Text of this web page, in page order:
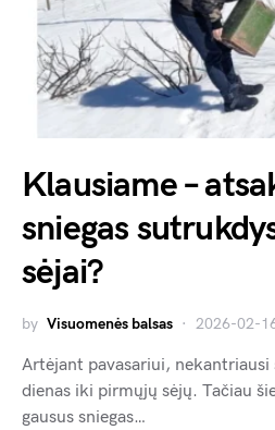
Klausiame –
sniegas
sėjai?
by Visuomenės balsas 2026-02-
Artėjant pavasariui,
dienas iki pirmųjų sėjų. Tačiau
gausus sniegas…